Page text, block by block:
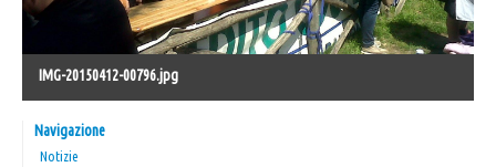
IMG-20150412-00796.jpg
Navigazione
Notizie